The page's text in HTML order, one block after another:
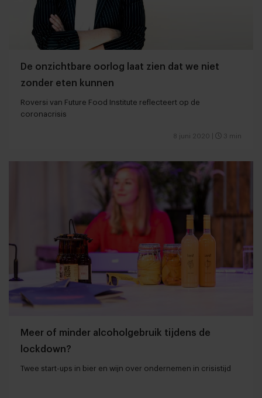
De onzichtbare oorlog laat zien dat we niet
zonder eten kunnen
Roversi van Future Food Institute reflecteert op de
coronacrisis
8 juni 2020 3 min
Meer of minder alcoholgebruik tijdens de
lockdown?
Twee start-ups in bier en wijn over ondernemen in crisistijd